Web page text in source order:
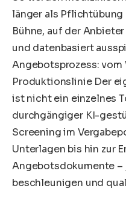
länger als Pflichtübung
Bühne, auf der
und datenbasiert
Angebotsprozess: vom
Produktionslinie Der
ist nicht ein einzelnes
durchgängiger KI-
Screening im
Unterlagen bis hin zur
Angebotsdokumente –
beschleunigen und